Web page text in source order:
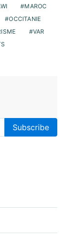
MAROC
OCCITANIE
VAR
Subscribe